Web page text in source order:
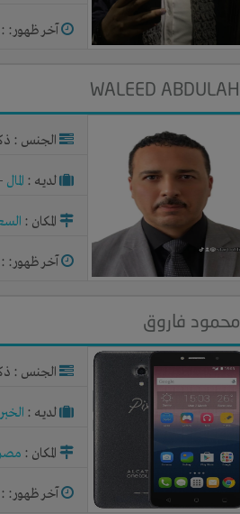
آخر ظهور: : منذ
WALEED ABDULAH
الجنس :
لديـه : المال -
المكان :
آخر ظهور: :
محمود فاروق
الجنس :
لديـه :
المكان :
آخر ظهور: :